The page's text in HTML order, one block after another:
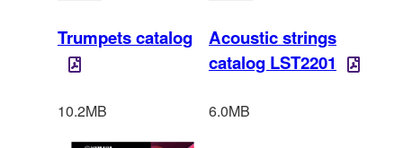
Trumpets catalog
10.2MB
Acoustic strings
catalog LST2201
6.0MB